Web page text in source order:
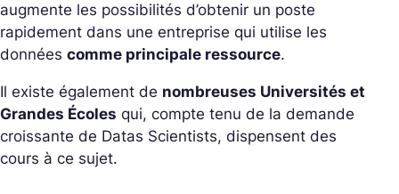
augmente les possibilités d’obtenir un poste
rapidement dans une entreprise qui utilise les
données comme principale ressource.
Il existe également de nombreuses Universités et
Grandes Écoles qui, compte tenu de la demande
croissante de Datas Scientists, dispensent des
cours à ce sujet.